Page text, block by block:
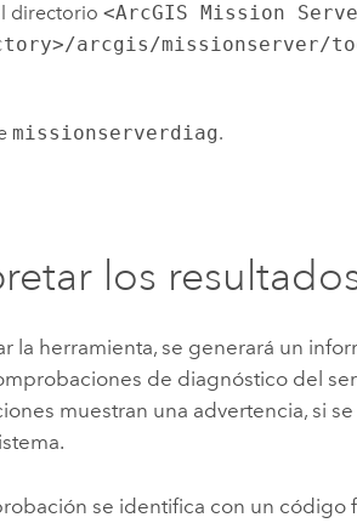
directorio<ArcGIS Mission
arcgis/missionserver/
missionserverdiag.
los
la herramienta, se generará un
de diagnóstico del
muestran una advertencia, si
se identifica con un código